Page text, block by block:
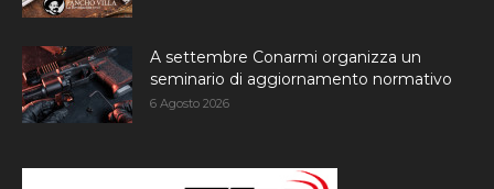
A settembre Conarmi organizza un
seminario di aggiornamento normativo
6 Agosto 2026